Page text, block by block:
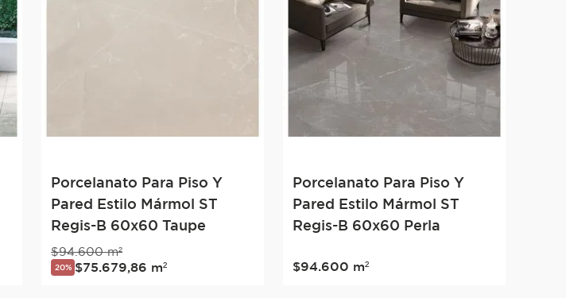
Porcelanato Para Piso Y
Pared Estilo Mármol ST
Regis-B 60x60 Taupe
$94.600 m²
20% $75.679,86 m²
Porcelanato Para Piso Y
Pared Estilo Mármol ST
Regis-B 60x60 Perla
$94.600 m²